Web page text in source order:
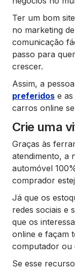
Ter um bom
no marketing
comunicação
passo para
crescer.
Assim, a
preferidos e
carros online
Crie uma
Graças às
atendimento, a
automóvel
comprador
Já que os
redes sociais e
que os
online e façam
computador ou
Se esse